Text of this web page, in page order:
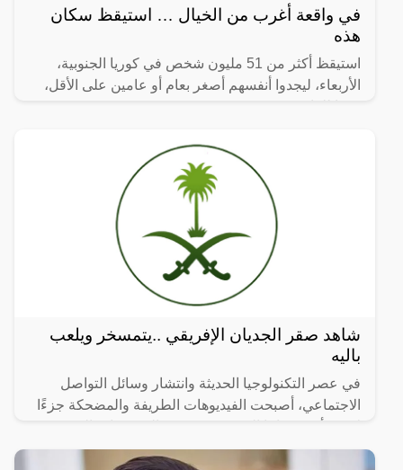
في واقعة أغرب من الخيال … استيقظ سكان
هذه
استيقظ أكثر من 51 مليون شخص في كوريا الجنوبية،
الأربعاء، ليجدوا أنفسهم أصغر بعام أو عامين على الأقل،
شاهد صقر الجديان الإفريقي ..يتمسخر ويلعب
باليه
في عصر التكنولوجيا الحديثة وانتشار وسائل التواصل
الاجتماعي، أصبحت الفيديوهات الطريفة والمضحكة جزءًا
انتشرت